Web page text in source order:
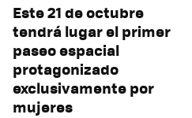
Este 21 de octubre
tendrá lugar el primer
paseo espacial
protagonizado
exclusivamente por
mujeres